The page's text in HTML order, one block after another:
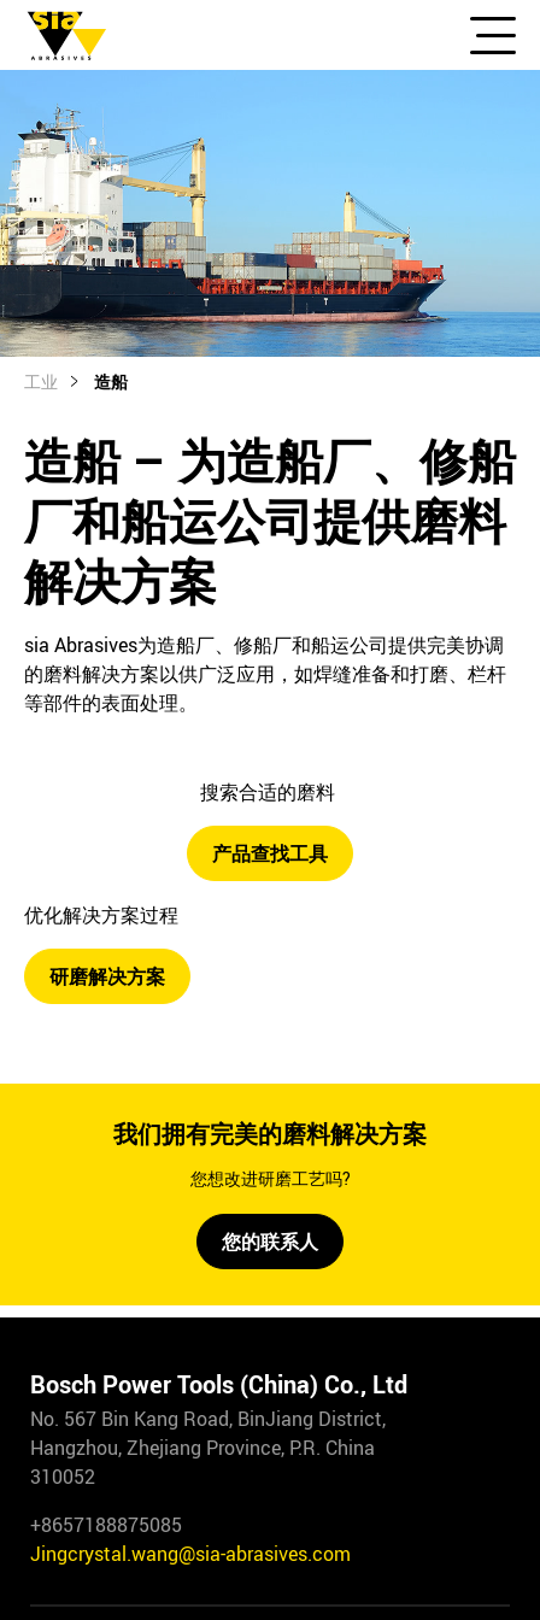
工业 造船
造船 – 为造船厂、修船
厂和船运公司提供磨料
解决方案
sia Abrasives为造船厂、修船厂和船运公司提供完美协调
的磨料解决方案以供广泛应用，如焊缝准备和打磨、栏杆
等部件的表面处理。
搜索合适的磨料
产品查找工具
优化解决方案过程
研磨解决方案
我们拥有完美的磨料解决方案
您想改进研磨工艺吗?
您的联系人
Bosch Power Tools (China) Co., Ltd
No. 567 Bin Kang Road, BinJiang District,
Hangzhou, Zhejiang Province, P.R. China
310052
+8657188875085
Jingcrystal.wang@sia-abrasives.com